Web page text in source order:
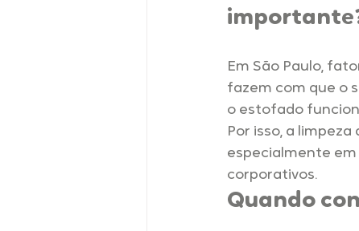
Em São Paulo,
fazem com que o
o estofado
Por isso, a
especialmente
corporativos.
Quando